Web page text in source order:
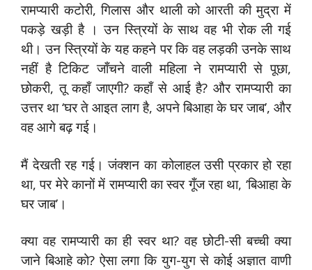
रामप्यारी कटोरी, गिलास और थाली को आरती की मुद्रा में
पकड़े खड़ी है । उन स्त्रियों के साथ वह भी रोक ली गई
थी। उन स्त्रियों के यह कहने पर कि वह लड़की उनके साथ
नहीं है टिकिट जाँचने वाली महिला ने रामप्यारी से पूछा,
छोकरी, तू कहाँ जाएगी? कहाँ से आई है? और रामप्यारी का
उत्तर था ‘घर ते आइत लाग है, अपने बिआहा के घर जाब’, और
वह आगे बढ़ गई।
मैं देखती रह गई। जंक्शन का कोलाहल उसी प्रकार हो रहा
था, पर मेरे कानों में रामप्यारी का स्वर गूँज रहा था, ‘बिआहा के
घर जाब’।
क्या वह रामप्यारी का ही स्वर था? वह छोटी-सी बच्ची क्या
जाने बिआहे को? ऐसा लगा कि युग-युग से कोई अज्ञात वाणी